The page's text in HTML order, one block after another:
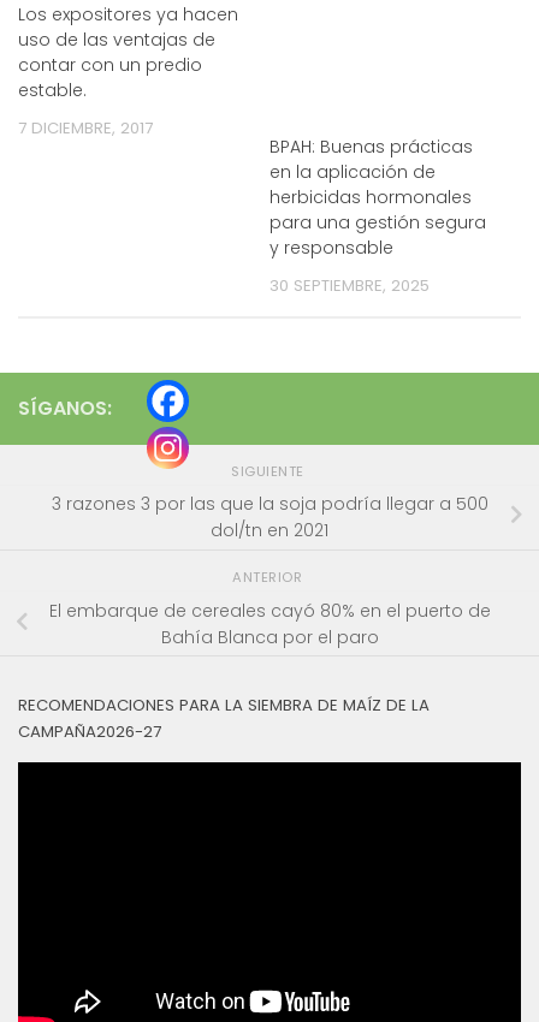
Los expositores ya hacen
uso de las ventajas de
contar con un predio
estable.
7 DICIEMBRE, 2017
BPAH: Buenas prácticas
en la aplicación de
herbicidas hormonales
para una gestión segura
y responsable
30 SEPTIEMBRE, 2025
SÍGANOS:
SIGUIENTE
3 razones 3 por las que la soja podría llegar a 500
dol/tn en 2021
ANTERIOR
El embarque de cereales cayó 80% en el puerto de
Bahía Blanca por el paro
RECOMENDACIONES PARA LA SIEMBRA DE MAÍZ DE LA
CAMPAÑA2026-27